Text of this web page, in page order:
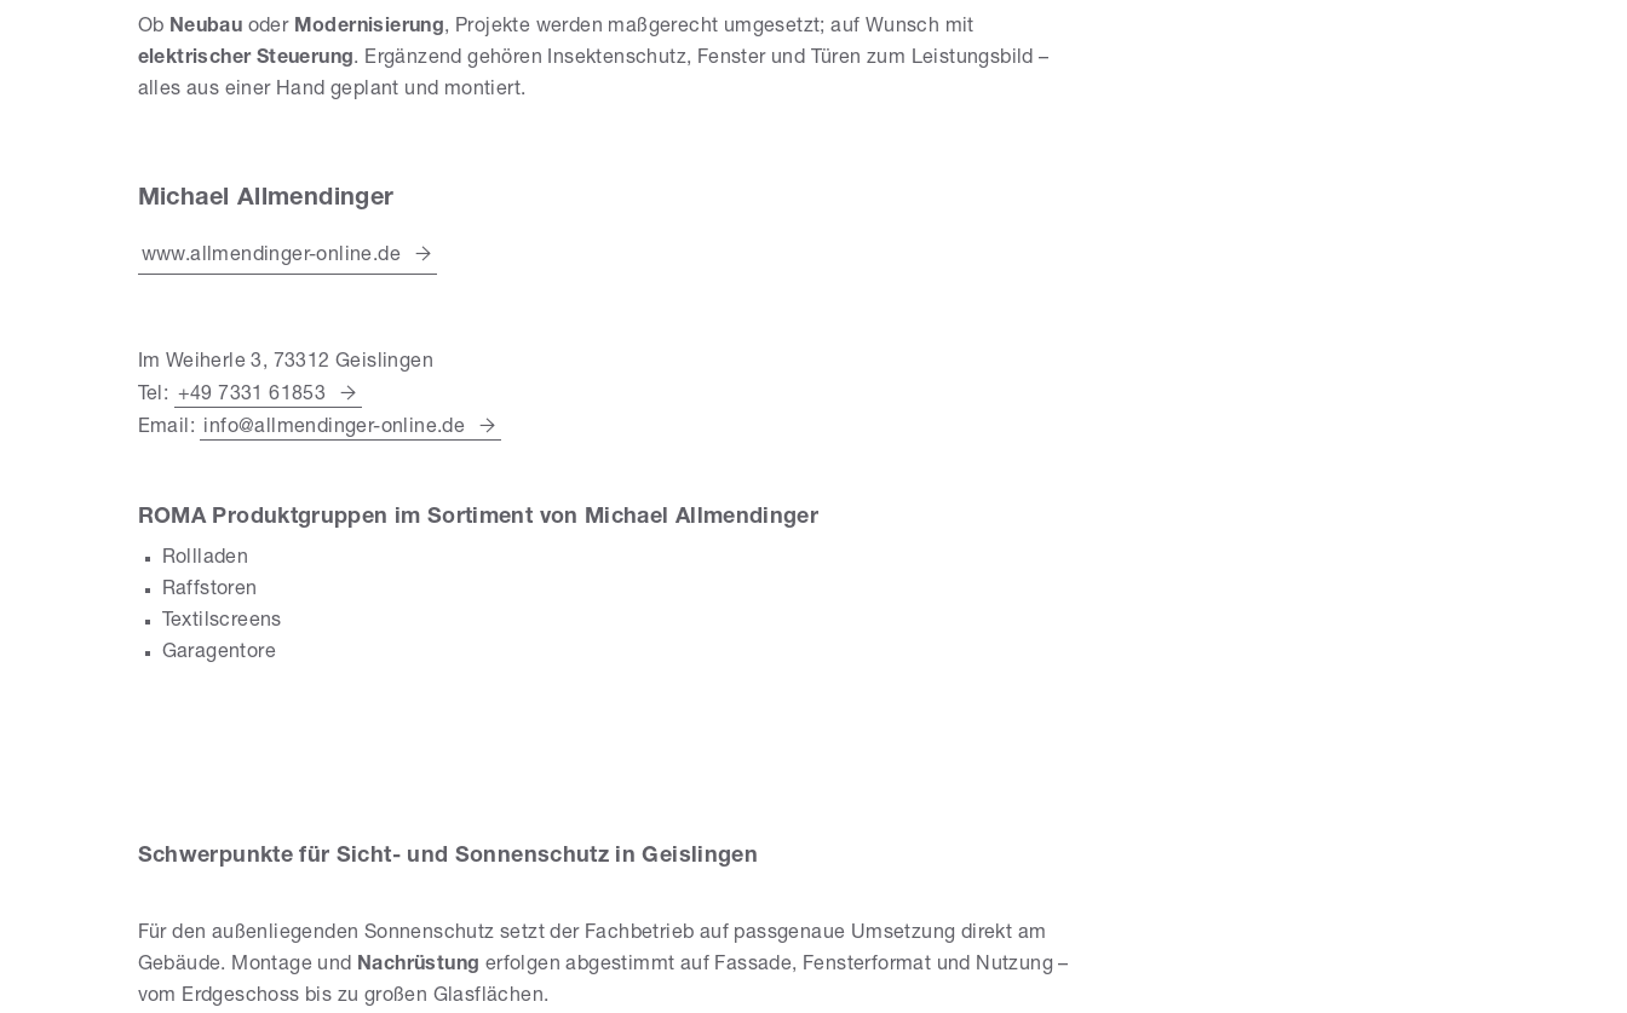
Ob Neubau oder Modernisierung, Projekte werden maßgerecht umgesetzt; auf Wunsch mit
elektrischer Steuerung. Ergänzend gehören Insektenschutz, Fenster und Türen zum Leistungsbild –
alles aus einer Hand geplant und montiert.
Michael Allmendinger
www.allmendinger-online.de
Im Weiherle 3, 73312 Geislingen
Tel: +49 7331 61853
Email: info@allmendinger-online.de
ROMA Produktgruppen im Sortiment von Michael Allmendinger
Rollladen
Raffstoren
Textilscreens
Garagentore
Schwerpunkte für Sicht- und Sonnenschutz in Geislingen
Für den außenliegenden Sonnenschutz setzt der Fachbetrieb auf passgenaue Umsetzung direkt am
Gebäude. Montage und Nachrüstung erfolgen abgestimmt auf Fassade, Fensterformat und Nutzung –
vom Erdgeschoss bis zu großen Glasflächen.